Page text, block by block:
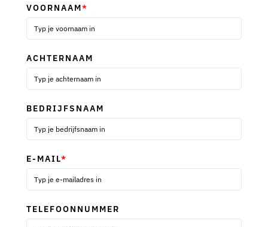
VOORNAAM*
ACHTERNAAM
BEDRIJFSNAAM
E-MAIL*
TELEFOONNUMMER